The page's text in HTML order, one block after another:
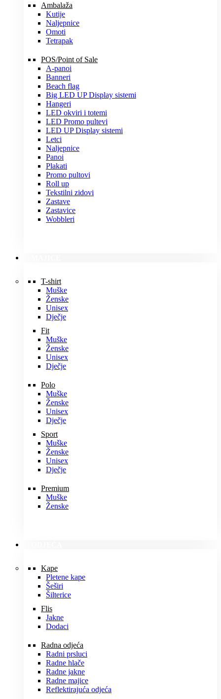
Ambalaža
Kutije
Naljepnice
Omoti
Tetrapak
POS/Point of Sale
A-panoi
Banneri
Beach flag
Big LED UP Display sistemi
Hangeri
LED okviri i totemi
LED Promo pultevi
LED UP Display sistemi
Letci
Naljepnice
Panoi
Plakati
Promo pultovi
Roll up
Tekstilni zidovi
Zastave
Zastavice
Wobbleri
T-shirt
Muške
Ženske
Unisex
Dječje
Fit
Muške
Ženske
Unisex
Dječje
Polo
Muške
Ženske
Unisex
Dječje
Sport
Muške
Ženske
Unisex
Dječje
Premium
Muške
Ženske
Kape
Pletene kape
Šeširi
Šilterice
Flis
Jakne
Dodaci
Radna odjeća
Radni prsluci
Radne hlače
Radne jakne
Radne majice
Reflektirajuća odjeća